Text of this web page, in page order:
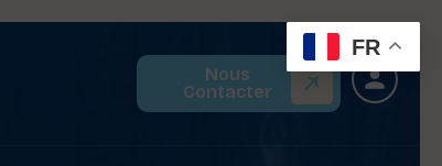
Nous
Contacter
FR